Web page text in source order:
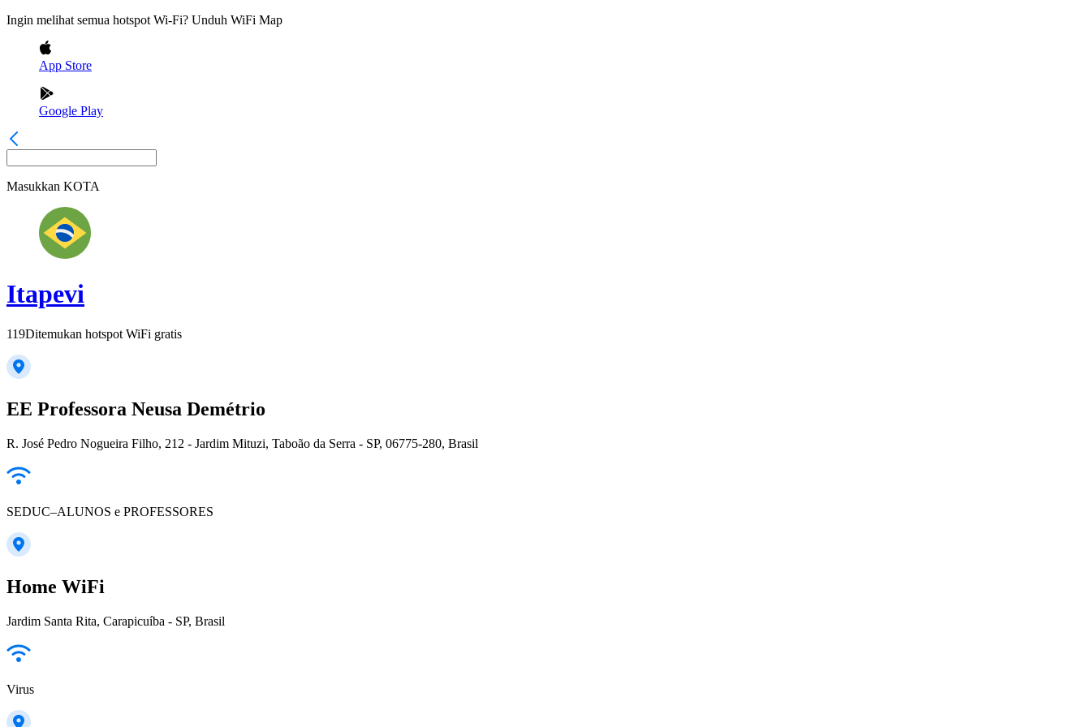
Ingin melihat semua hotspot Wi-Fi? Unduh WiFi Map
App Store
Google Play
Masukkan KOTA
Itapevi
119Ditemukan hotspot WiFi gratis
EE Professora Neusa Demétrio
R. José Pedro Nogueira Filho, 212 - Jardim Mituzi, Taboão da Serra - SP, 06775-280, Brasil
SEDUC–ALUNOS e PROFESSORES
Home WiFi
Jardim Santa Rita, Carapicuíba - SP, Brasil
Virus